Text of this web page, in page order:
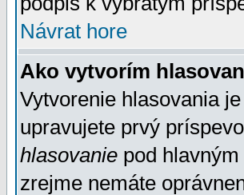
Návrat hore
Ako vytvorím
Vytvorenie hlasovania
upravujete prvý
hlasovanie pod
zrejme nemáte